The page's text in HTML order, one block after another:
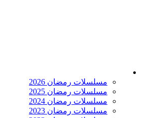
مسلسلات رمضان 2026
مسلسلات رمضان 2025
مسلسلات رمضان 2024
مسلسلات رمضان 2023